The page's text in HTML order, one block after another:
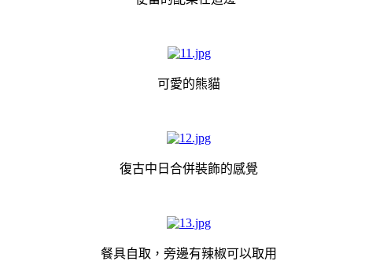
可愛的熊貓
復古中日合併裝飾的感覺
餐具自取，旁邊有辣椒可以取用